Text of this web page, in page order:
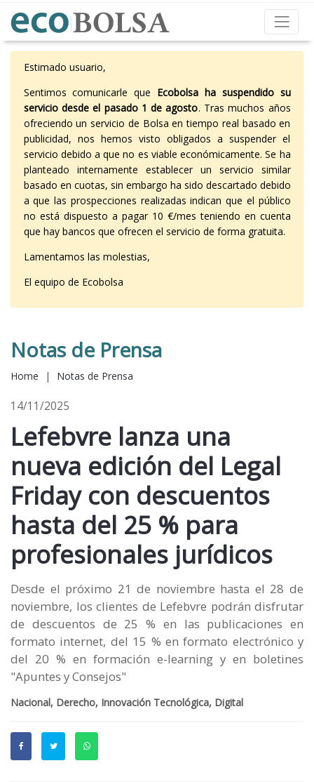
Estimado usuario,
Sentimos comunicarle que Ecobolsa ha suspendido su
servicio desde el pasado 1 de agosto. Tras muchos años
ofreciendo un servicio de Bolsa en tiempo real basado en
publicidad, nos hemos visto obligados a suspender el
servicio debido a que no es viable económicamente. Se ha
planteado internamente establecer un servicio similar
basado en cuotas, sin embargo ha sido descartado debido
a que las prospecciones realizadas indican que el público
no está dispuesto a pagar 10 €/mes teniendo en cuenta
que hay bancos que ofrecen el servicio de forma gratuita.
Lamentamos las molestias,
El equipo de Ecobolsa
Notas de Prensa
Home | Notas de Prensa
14/11/2025
Lefebvre lanza una
nueva edición del Legal
Friday con descuentos
hasta del 25 % para
profesionales jurídicos
Desde el próximo 21 de noviembre hasta el 28 de
noviembre, los clientes de Lefebvre podrán disfrutar
de descuentos de 25 % en las publicaciones en
formato internet, del 15 % en formato electrónico y
del 20 % en formación e-learning y en boletines
"Apuntes y Consejos"
Nacional, Derecho, Innovación Tecnológica, Digital